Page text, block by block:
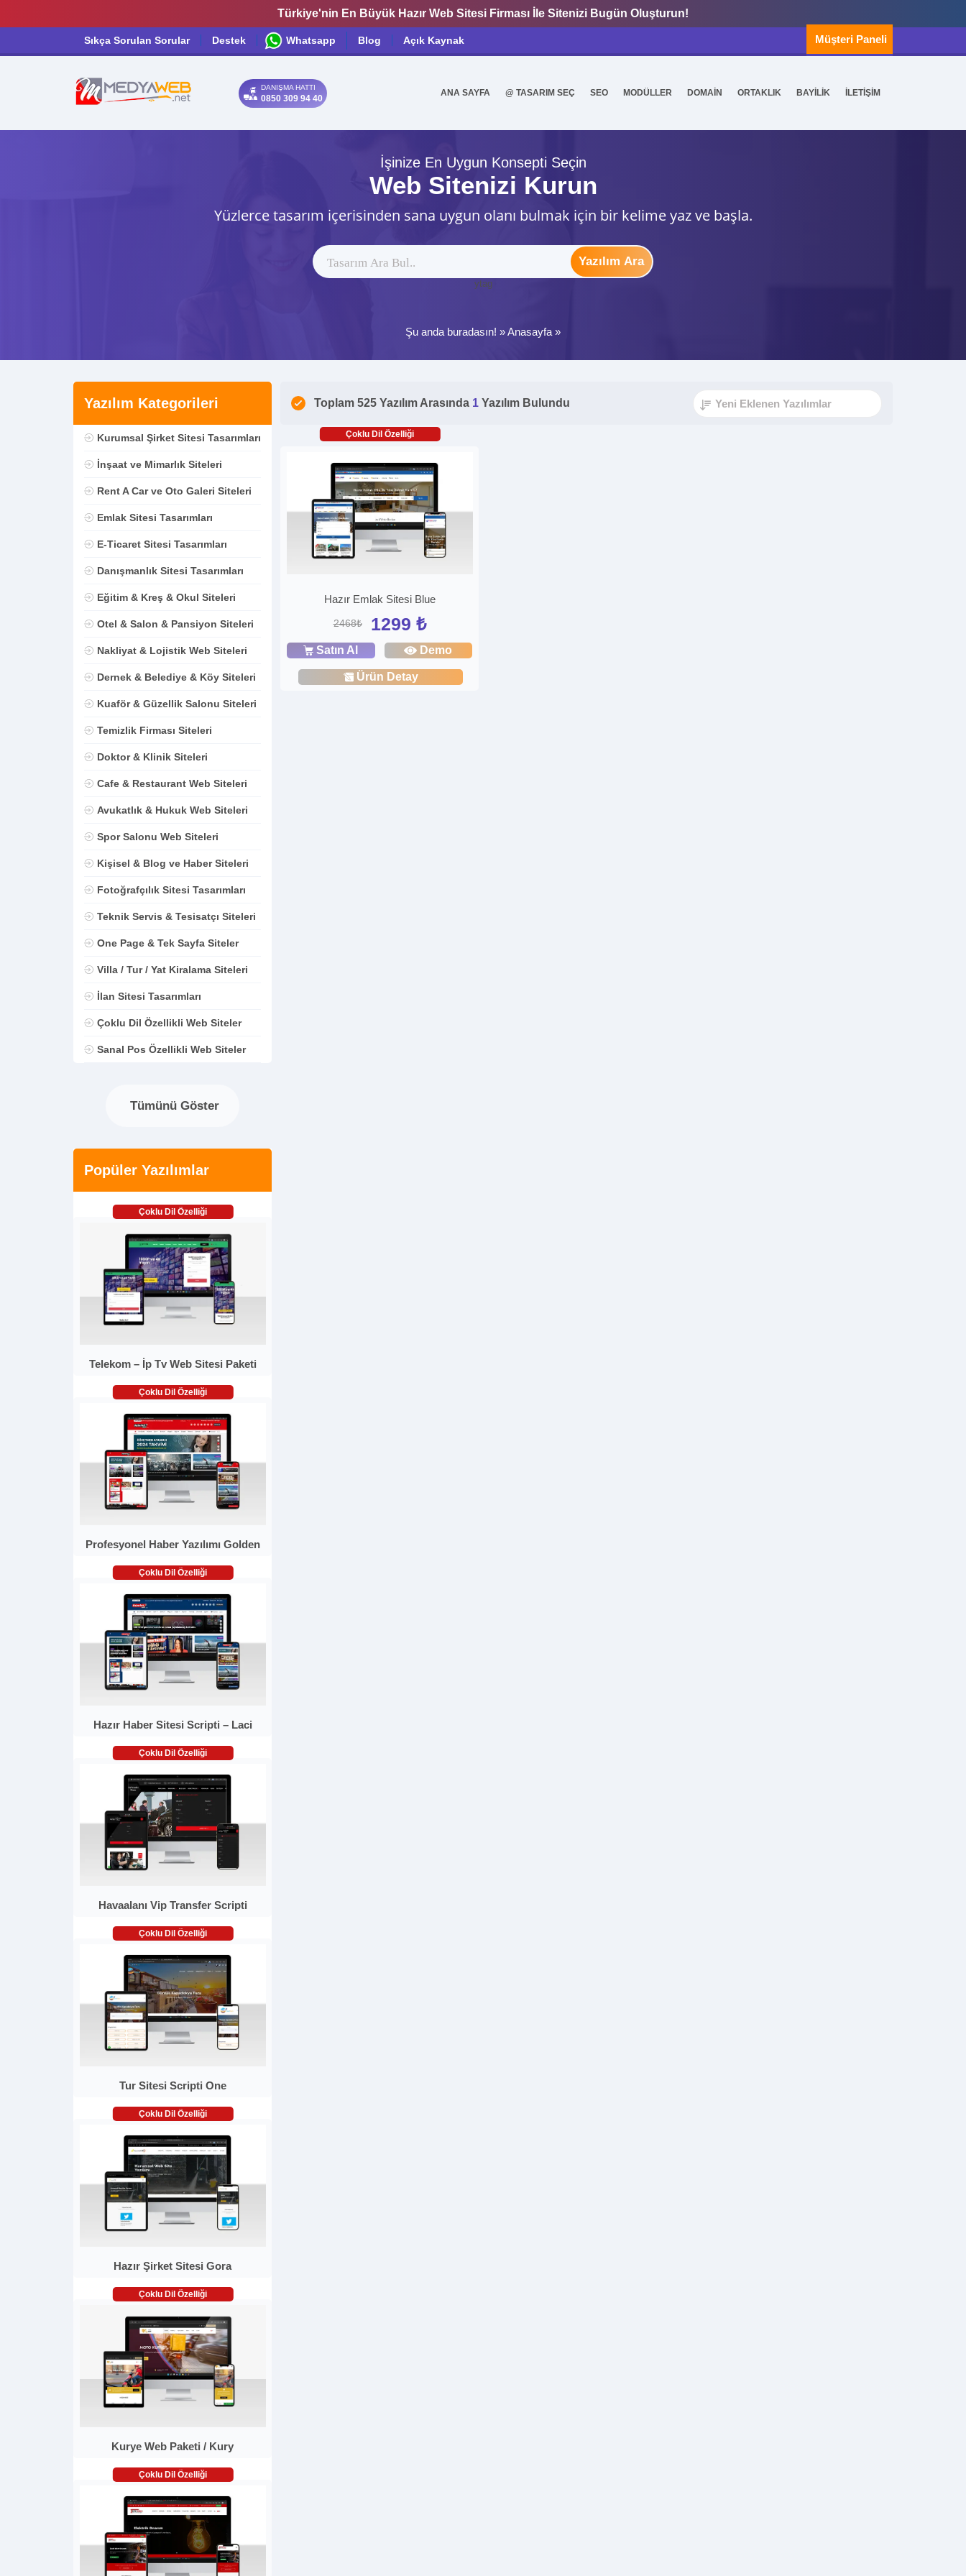
Türkiye'nin En Büyük Hazır Web Sitesi Firması İle Sitenizi Bugün Oluşturun!
Sıkça Sorulan Sorular Destek Whatsapp Blog Açık Kaynak Müşteri Paneli
DANIŞMA HATTI
0850 309 94 40
ANA SAYFA @ TASARIM SEÇ SEO MODÜLLER DOMAİN ORTAKLIK BAYİLİK İLETİŞİM
İşinize En Uygun Konsepti Seçin
Web Sitenizi Kurun
Yüzlerce tasarım içerisinden sana uygun olanı bulmak için bir kelime yaz ve başla.
Yazılım Ara
ytag
Şu anda buradasın! »Anasayfa »
Yazılım Kategorileri
Kurumsal Şirket Sitesi Tasarımları
İnşaat ve Mimarlık Siteleri
Rent A Car ve Oto Galeri Siteleri
Emlak Sitesi Tasarımları
E-Ticaret Sitesi Tasarımları
Danışmanlık Sitesi Tasarımları
Eğitim & Kreş & Okul Siteleri
Otel & Salon & Pansiyon Siteleri
Nakliyat & Lojistik Web Siteleri
Dernek & Belediye & Köy Siteleri
Kuaför & Güzellik Salonu Siteleri
Temizlik Firması Siteleri
Doktor & Klinik Siteleri
Cafe & Restaurant Web Siteleri
Avukatlık & Hukuk Web Siteleri
Spor Salonu Web Siteleri
Kişisel & Blog ve Haber Siteleri
Fotoğrafçılık Sitesi Tasarımları
Teknik Servis & Tesisatçı Siteleri
One Page & Tek Sayfa Siteler
Villa / Tur / Yat Kiralama Siteleri
İlan Sitesi Tasarımları
Çoklu Dil Özellikli Web Siteler
Sanal Pos Özellikli Web Siteler
Tümünü Göster
Popüler Yazılımlar
Çoklu Dil Özelliği
Telekom – İp Tv Web Sitesi Paketi
Çoklu Dil Özelliği
Profesyonel Haber Yazılımı Golden
Çoklu Dil Özelliği
Hazır Haber Sitesi Scripti – Laci
Çoklu Dil Özelliği
Havaalanı Vip Transfer Scripti
Çoklu Dil Özelliği
Tur Sitesi Scripti One
Çoklu Dil Özelliği
Hazır Şirket Sitesi Gora
Çoklu Dil Özelliği
Kurye Web Paketi / Kury
Çoklu Dil Özelliği
Toplam 525 Yazılım Arasında 1 Yazılım Bulundu
Çoklu Dil Özelliği
Hazır Emlak Sitesi Blue
2468₺ 1299 ₺
Satın Al Demo
Ürün Detay